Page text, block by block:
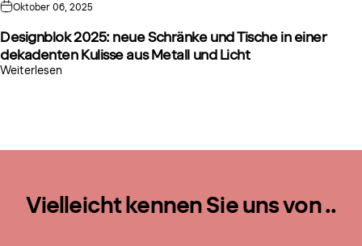
Oktober 06, 2025
Designblok 2025: neue Schränke und Tische in einer
dekadenten Kulisse aus Metall und Licht
Weiterlesen
Vielleicht kennen Sie uns von ..